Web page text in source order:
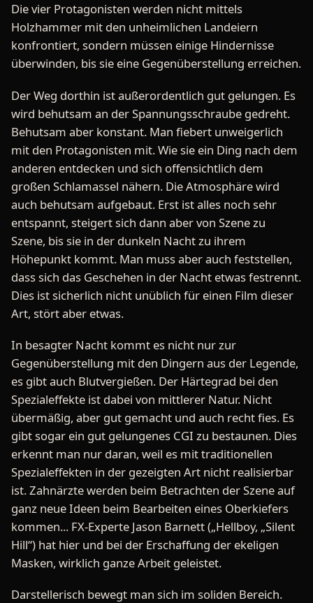
Die vier Protagonisten werden nicht mittels
Holzhammer mit den unheimlichen Landeiern
konfrontiert, sondern müssen einige Hindernisse
überwinden, bis sie eine Gegenüberstellung erreichen.
Der Weg dorthin ist außerordentlich gut gelungen. Es
wird behutsam an der Spannungsschraube gedreht.
Behutsam aber konstant. Man fiebert unweigerlich
mit den Protagonisten mit. Wie sie ein Ding nach dem
anderen entdecken und sich offensichtlich dem
großen Schlamassel nähern. Die Atmosphäre wird
auch behutsam aufgebaut. Erst ist alles noch sehr
entspannt, steigert sich dann aber von Szene zu
Szene, bis sie in der dunkeln Nacht zu ihrem
Höhepunkt kommt. Man muss aber auch feststellen,
dass sich das Geschehen in der Nacht etwas festrennt.
Dies ist sicherlich nicht unüblich für einen Film dieser
Art, stört aber etwas.
In besagter Nacht kommt es nicht nur zur
Gegenüberstellung mit den Dingern aus der Legende,
es gibt auch Blutvergießen. Der Härtegrad bei den
Spezialeffekte ist dabei von mittlerer Natur. Nicht
übermäßig, aber gut gemacht und auch recht fies. Es
gibt sogar ein gut gelungenes CGI zu bestaunen. Dies
erkennt man nur daran, weil es mit traditionellen
Spezialeffekten in der gezeigten Art nicht realisierbar
ist. Zahnärzte werden beim Betrachten der Szene auf
ganz neue Ideen beim Bearbeiten eines Oberkiefers
kommen... FX-Experte Jason Barnett („Hellboy, „Silent
Hill“) hat hier und bei der Erschaffung der ekeligen
Masken, wirklich ganze Arbeit geleistet.
Darstellerisch bewegt man sich im soliden Bereich.